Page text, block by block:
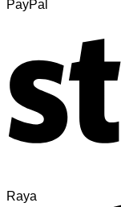
PayPal
Raya